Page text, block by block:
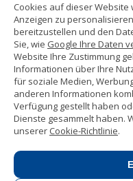
Kontakt
Gratisbroschüre
(+34) 91 594 37 76
Gustavo Fernández
28002 Madrid, Spain
Sitemap
Nutzungsbedingungen
Datenschutzerklärung
Enforex Cookie-
(CIF B-79946729) Alle Rechte
vorbehalten.
Rechtliche
Cookies auf dieser
Anzeigen zu
bereitzustellen und den
Sie, wie Google Ihre Daten
Website Ihre Zustimmung
Informationen über Ihre
für soziale Medien,
anderen Informationen
Verfügung gestellt haben
Dienste gesammelt haben.
unserer Cookie-Richtlinie.